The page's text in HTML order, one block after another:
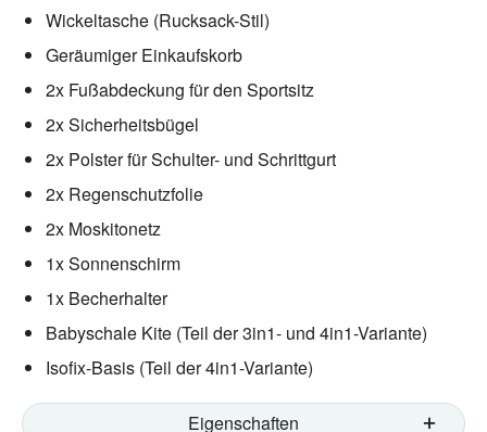
Wickeltasche (Rucksack-Stil)
Geräumiger Einkaufskorb
2x Fußabdeckung für den Sportsitz
2x Sicherheitsbügel
2x Polster für Schulter- und Schrittgurt
2x Regenschutzfolie
2x Moskitonetz
1x Sonnenschirm
1x Becherhalter
Babyschale Kite (Teil der 3in1- und 4in1-Variante)
Isofix-Basis (Teil der 4in1-Variante)
Eigenschaften